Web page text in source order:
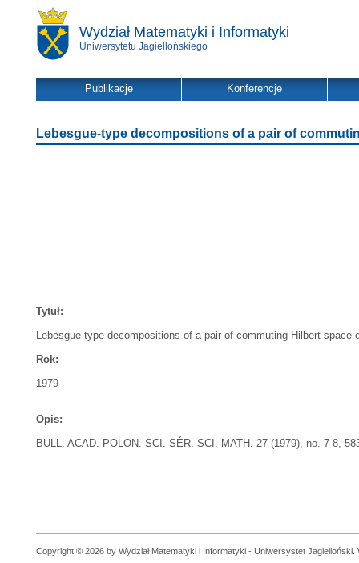
Wydział Matematyki i Informatyki
Uniwersytetu Jagiellońskiego
Publikacje Konferencje
Lebesgue-type decompositions of a pair of
Tytuł:
Lebesgue-type decompositions of a pair of commuting Hilbert space
Rok:
1979
Opis:
BULL. ACAD. POLON. SCI. SÉR. SCI. MATH. 27 (1979), no. 7-8,
Copyright © 2026 by Wydział Matematyki i Informatyki - Uniwersystet